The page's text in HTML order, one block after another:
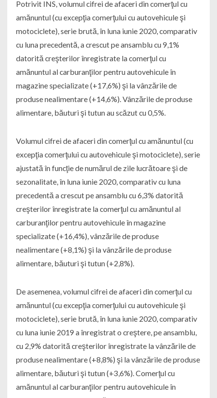
Potrivit INS, volumul cifrei de afaceri din comerţul cu
amănuntul (cu excepţia comerţului cu autovehicule şi
motociclete), serie brută, în luna iunie 2020, comparativ
cu luna precedentă, a crescut pe ansamblu cu 9,1%
datorită creşterilor înregistrate la comerţul cu
amănuntul al carburanţilor pentru autovehicule în
magazine specializate (+17,6%) şi la vânzările de
produse nealimentare (+14,6%). Vânzările de produse
alimentare, băuturi şi tutun au scăzut cu 0,5%.
Volumul cifrei de afaceri din comerţul cu amănuntul (cu
excepţia comerţului cu autovehicule şi motociclete), serie
ajustată în funcţie de numărul de zile lucrătoare şi de
sezonalitate, în luna iunie 2020, comparativ cu luna
precedentă a crescut pe ansamblu cu 6,3% datorită
creşterilor înregistrate la comerţul cu amănuntul al
carburanţilor pentru autovehicule în magazine
specializate (+16,4%), vânzările de produse
nealimentare (+8,1%) şi la vânzările de produse
alimentare, băuturi şi tutun (+2,8%).
De asemenea, volumul cifrei de afaceri din comerţul cu
amănuntul (cu excepţia comerţului cu autovehicule şi
motociclete), serie brută, în luna iunie 2020, comparativ
cu luna iunie 2019 a înregistrat o creştere, pe ansamblu,
cu 2,9% datorită creşterilor înregistrate la vânzările de
produse nealimentare (+8,8%) şi la vânzările de produse
alimentare, băuturi şi tutun (+3,6%). Comerţul cu
amănuntul al carburanţilor pentru autovehicule în